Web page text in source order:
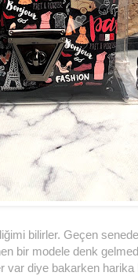
bilirler. Geçen
bir modele denk
diye bakarken harika